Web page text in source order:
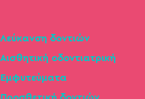
Λεύκανση δοντιών
Αισθητική οδοντιατρική
Εμφυτεύματα